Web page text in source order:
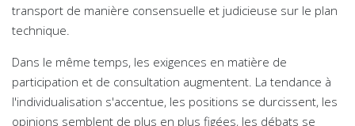
transport de manière consensuelle et judicieuse sur le plan
technique.
Dans le même temps, les exigences en matière de
participation et de consultation augmentent. La tendance à
l'individualisation s'accentue, les positions se durcissent, les
opinions semblent de plus en plus figées, les débats se